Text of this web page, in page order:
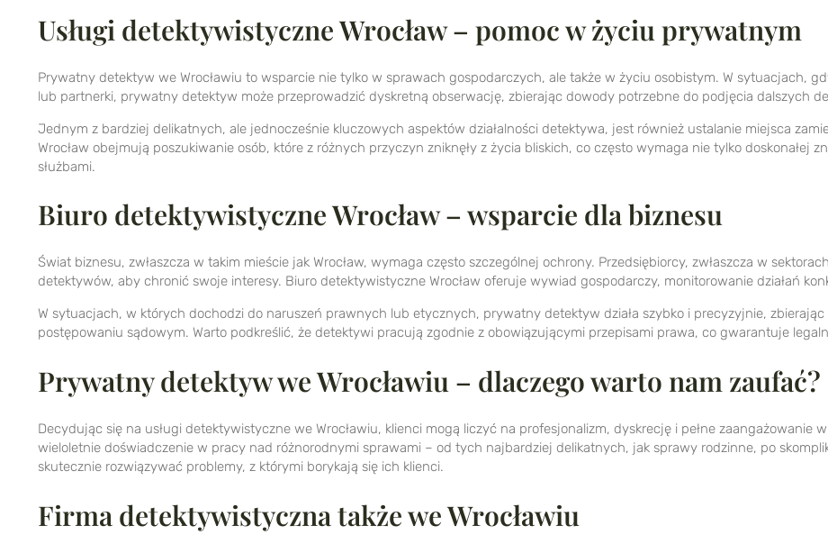
Usługi detektywistyczne Wrocław – pomoc w życiu prywatnym
Prywatny detektyw we Wrocławiu to wsparcie nie tylko w sprawach gospodarczych, ale także w życiu osobistym. W sytuacjach,
lub partnerki, prywatny detektyw może przeprowadzić dyskretną obserwację, zbierając dowody potrzebne do podjęcia dalszych
Jednym z bardziej delikatnych, ale jednocześnie kluczowych aspektów działalności detektywa, jest również ustalanie miejsca
Wrocław obejmują poszukiwanie osób, które z różnych przyczyn zniknęły z życia bliskich, co często wymaga nie tylko doskonałej
służbami.
Biuro detektywistyczne Wrocław – wsparcie dla biznesu
Świat biznesu, zwłaszcza w takim mieście jak Wrocław, wymaga często szczególnej ochrony. Przedsiębiorcy, zwłaszcza w
detektywów, aby chronić swoje interesy. Biuro detektywistyczne Wrocław oferuje wywiad gospodarczy, monitorowanie działań
W sytuacjach, w których dochodzi do naruszeń prawnych lub etycznych, prywatny detektyw działa szybko i precyzyjnie,
postępowaniu sądowym. Warto podkreślić, że detektywi pracują zgodnie z obowiązującymi przepisami prawa, co gwarantuje
Prywatny detektyw we Wrocławiu – dlaczego warto nam zaufać?
Decydując się na usługi detektywistyczne we Wrocławiu, klienci mogą liczyć na profesjonalizm, dyskrecję i pełne zaangażowanie
wieloletnie doświadczenie w pracy nad różnorodnymi sprawami – od tych najbardziej delikatnych, jak sprawy rodzinne, po
skutecznie rozwiązywać problemy, z którymi borykają się ich klienci.
Firma detektywistyczna także we Wrocławiu